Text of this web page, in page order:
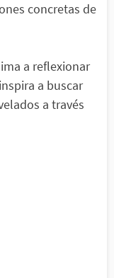
concretas de
a reflexionar
a buscar
a través